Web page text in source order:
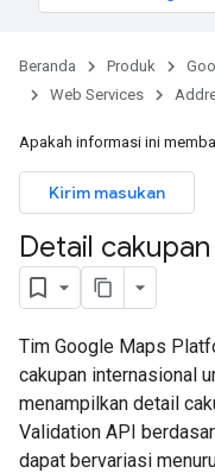
Beranda Produk
Web Services
Apakah informasi ini
Kirim masukan
Detail
Tim Google Maps
cakupan internasional
menampilkan detail
Validation API
dapat bervariasi